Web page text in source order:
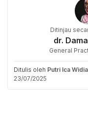
Ditinjau
dr.
General
Ditulis oleh Putri Ica
23/07/2025